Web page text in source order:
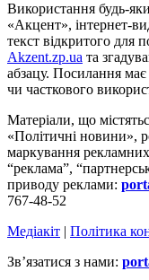
Використання будь-
«Акцент», інтернет-
текст відкритого для
Akzent.zp.ua та
абзацу. Посилання
чи часткового
Матеріали, що
«Політичні новини»,
маркування
“реклама”,
приводу реклами:
767-48-52
Медіакіт | Політика
Зв’язатися з нами: